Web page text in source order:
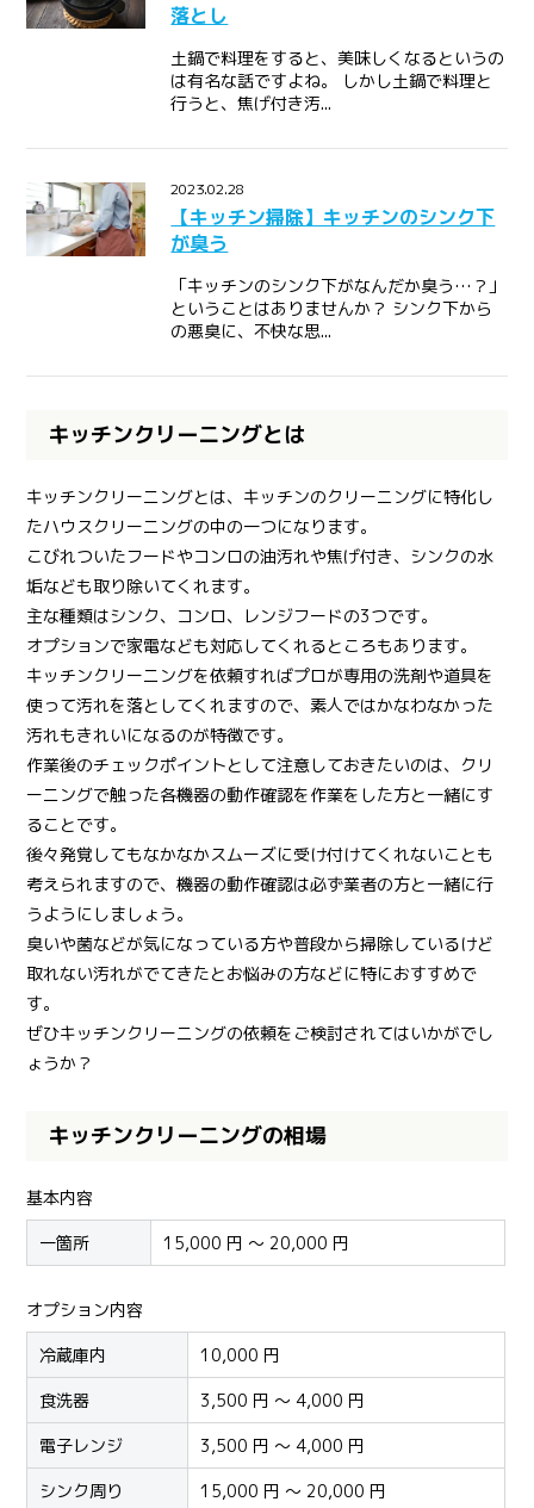
落とし
土鍋で料理をすると、美味しくなるというの
は有名な話ですよね。 しかし土鍋で料理と
行うと、焦げ付き汚...
2023.02.28
【キッチン掃除】キッチンのシンク下
が臭う
「キッチンのシンク下がなんだか臭う…？」
ということはありませんか？ シンク下から
の悪臭に、不快な思...
キッチンクリーニングとは
キッチンクリーニングとは、キッチンのクリーニングに特化し
たハウスクリーニングの中の一つになります。
こびれついたフードやコンロの油汚れや焦げ付き、シンクの水
垢なども取り除いてくれます。
主な種類はシンク、コンロ、レンジフードの3つです。
オプションで家電なども対応してくれるところもあります。
キッチンクリーニングを依頼すればプロが専用の洗剤や道具を
使って汚れを落としてくれますので、素人ではかなわなかった
汚れもきれいになるのが特徴です。
作業後のチェックポイントとして注意しておきたいのは、クリ
ーニングで触った各機器の動作確認を作業をした方と一緒にす
ることです。
後々発覚してもなかなかスムーズに受け付けてくれないことも
考えられますので、機器の動作確認は必ず業者の方と一緒に行
うようにしましょう。
臭いや菌などが気になっている方や普段から掃除しているけど
取れない汚れがでてきたとお悩みの方などに特におすすめで
す。
ぜひキッチンクリーニングの依頼をご検討されてはいかがでし
ょうか？
キッチンクリーニングの相場
基本内容
一箇所
15,000 円 ～ 20,000 円
オプション内容
冷蔵庫内
10,000 円
食洗器
3,500 円 ～ 4,000 円
電子レンジ
3,500 円 ～ 4,000 円
シンク周り
15,000 円 ～ 20,000 円